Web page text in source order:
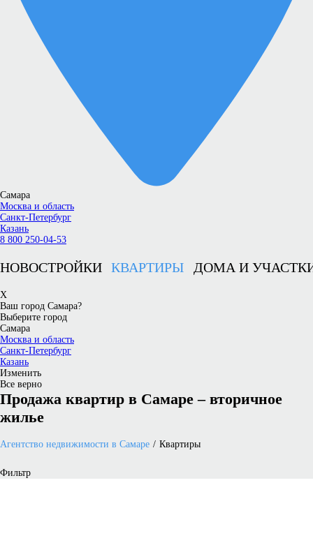
Самара
Москва и область
Санкт-Петербург
Казань
8 800 250-04-53
НОВОСТРОЙКИ КВАРТИРЫ ДОМА И
X
Ваш город Самара?
Выберите город
Самара
Москва и область
Санкт-Петербург
Казань
Изменить
Все верно
Продажа квартир в Самаре – вторичное
жилье
Агентство недвижимости в Самаре Квартиры
Фильтр